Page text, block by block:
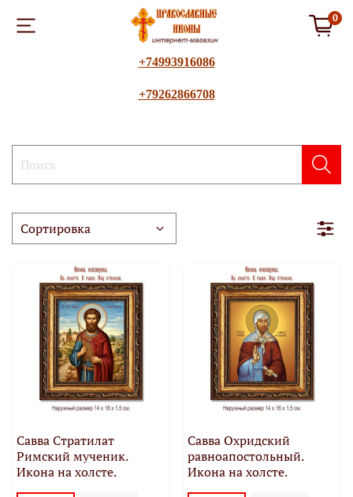
0
+74993916086
+79262866708
Савва Стратилат
Римский мученик.
Икона на холсте.
Савва Охридский
равноапостольный.
Икона на холсте.